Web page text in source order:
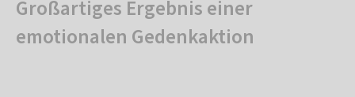
Großartiges Ergebnis einer
emotionalen Gedenkaktion